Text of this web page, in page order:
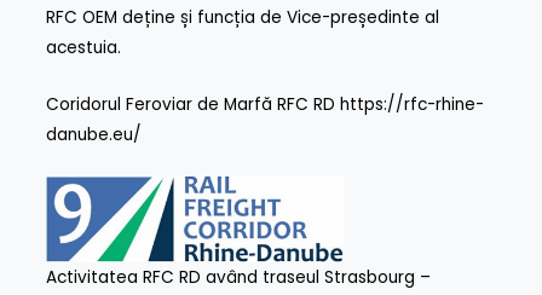
RFC OEM deține și funcția de Vice-președinte al
acestuia.
Coridorul Feroviar de Marfă RFC RD https://rfc-rhine-
danube.eu/
Activitatea RFC RD având traseul Strasbourg –